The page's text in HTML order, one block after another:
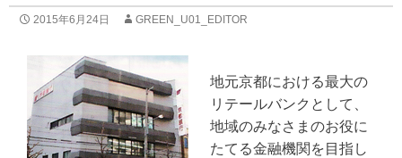
2015年6月24日 GREEN_U01_EDITOR
地元京都における最大の
リテールバンクとして、
地域のみなさまのお役に
たてる金融機関を目指し